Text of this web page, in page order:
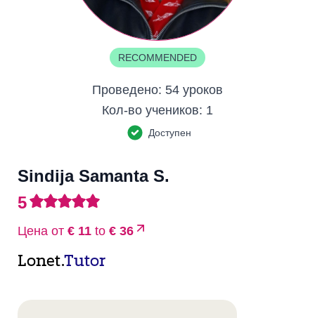
RECOMMENDED
Проведено: 54 уроков
Кол-во учеников: 1
Доступен
Sindija Samanta S.
5
Цена от € 11 to € 36
Lonet.Tutor